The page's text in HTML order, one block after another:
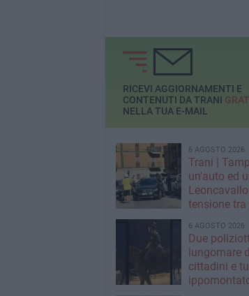
RICEVI AGGIORNAMENTI E
CONTENUTI DA TRANI
NELLA TUA E-MAIL
6 AGOSTO 2026
Trani |
un'auto ed
tensione
6 AGOSTO 2026
Due
lungomare
cittadini e